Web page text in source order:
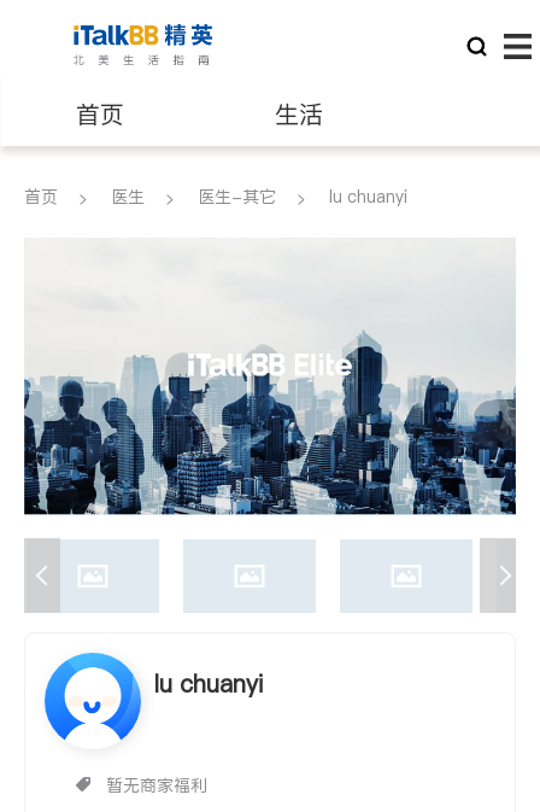
首页 生活
医生 律师
养老 非盈利组织
首页 医生 医生-其它 lu chuanyi
lu chuanyi
暂无商家福利